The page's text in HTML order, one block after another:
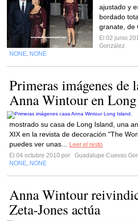
ajustado y
bordado
granate, de
El 02 junio
González
NONE NONE
Primeras imágenes de
Anna Wintour en
mostrado su casa de Long Island, una
XIX en la revista de decoración "The
puedes ver unas...
Leer el resto
El 04 octubre 2010 por
Guadalupe Cuevas
NONE NONE
Anna Wintour
Zeta-Jones actúa